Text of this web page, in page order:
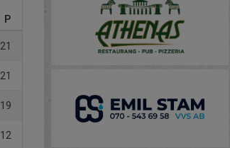
P
21
21
19
12